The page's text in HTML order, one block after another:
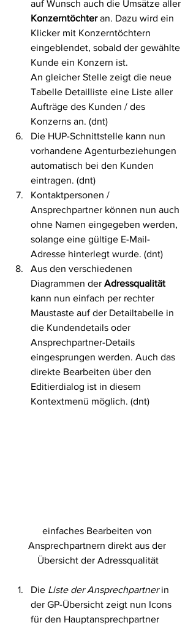
auf Wunsch auch die Umsätze aller
Konzerntöchter an. Dazu wird ein
Klicker mit Konzerntöchtern
eingeblendet, sobald der gewählte
Kunde ein Konzern ist.
An gleicher Stelle zeigt die neue
Tabelle Detailliste eine Liste aller
Aufträge des Kunden / des
Konzerns an. (dnt)
Die HUP-Schnittstelle kann nun
vorhandene Agenturbeziehungen
automatisch bei den Kunden
eintragen. (dnt)
Kontaktpersonen /
Ansprechpartner können nun auch
ohne Namen eingegeben werden,
solange eine gültige E-Mail-
Adresse hinterlegt wurde. (dnt)
Aus den verschiedenen
Diagrammen der Adressqualität
kann nun einfach per rechter
Maustaste auf der Detailtabelle in
die Kundendetails oder
Ansprechpartner-Details
eingesprungen werden. Auch das
direkte Bearbeiten über den
Editierdialog ist in diesem
Kontextmenü möglich. (dnt)
einfaches Bearbeiten von
Ansprechpartnern direkt aus der
Übersicht der Adressqualität
Die Liste der Ansprechpartner in
der GP-Übersicht zeigt nun Icons
für den Hauptansprechpartner